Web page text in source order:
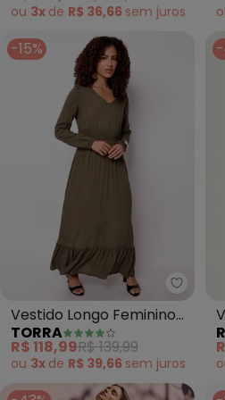
ou 3x de R$ 36,66 sem juros
-15%
Torra
Vestido Longo Feminino
Poá (Verde)
TORRA
R$ 118,99R$ 139,99
ou 3x de R$ 39,66 sem juros